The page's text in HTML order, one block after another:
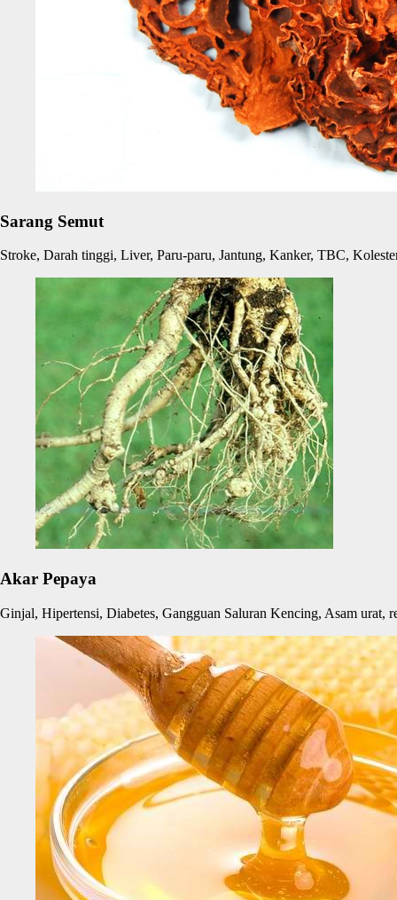
Sarang Semut
Stroke, Darah tinggi, Liver, Paru-paru, Jantung, Kanker, TBC,
Akar Pepaya
Ginjal, Hipertensi, Diabetes, Gangguan Saluran Kencing, Asam